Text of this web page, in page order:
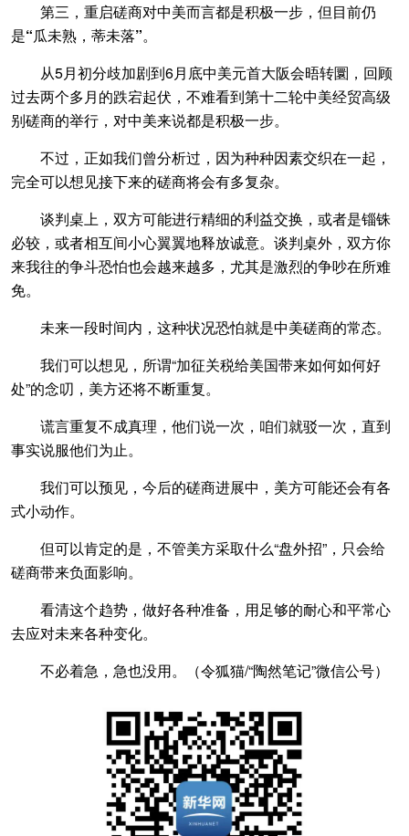
第三，重启磋商对中美而言都是积极一步，但目前仍
是“瓜未熟，蒂未落”。
从5月初分歧加剧到6月底中美元首大阪会晤转圜，回顾
过去两个多月的跌宕起伏，不难看到第十二轮中美经贸高级
别磋商的举行，对中美来说都是积极一步。
不过，正如我们曾分析过，因为种种因素交织在一起，
完全可以想见接下来的磋商将会有多复杂。
谈判桌上，双方可能进行精细的利益交换，或者是锱铢
必较，或者相互间小心翼翼地释放诚意。谈判桌外，双方你
来我往的争斗恐怕也会越来越多，尤其是激烈的争吵在所难
免。
未来一段时间内，这种状况恐怕就是中美磋商的常态。
我们可以想见，所谓“加征关税给美国带来如何如何好
处”的念叨，美方还将不断重复。
谎言重复不成真理，他们说一次，咱们就驳一次，直到
事实说服他们为止。
我们可以预见，今后的磋商进展中，美方可能还会有各
式小动作。
但可以肯定的是，不管美方采取什么“盘外招”，只会给
磋商带来负面影响。
看清这个趋势，做好各种准备，用足够的耐心和平常心
去应对未来各种变化。
不必着急，急也没用。（令狐猫/“陶然笔记”微信公号）